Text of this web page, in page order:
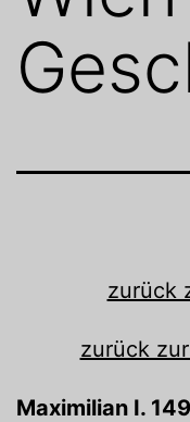
zurück
zurück
Maximilian I.